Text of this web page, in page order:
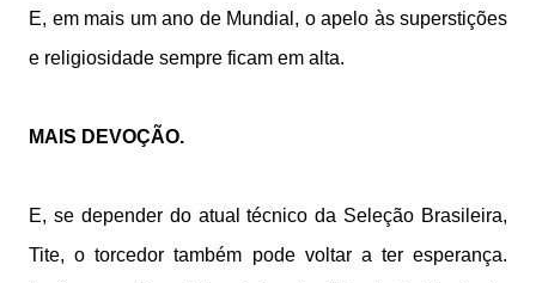
E, em mais um ano de Mundial, o apelo às superstições
e religiosidade sempre ficam em alta.
MAIS DEVOÇÃO.
E, se depender do atual técnico da Seleção Brasileira,
Tite, o torcedor também pode voltar a ter esperança.